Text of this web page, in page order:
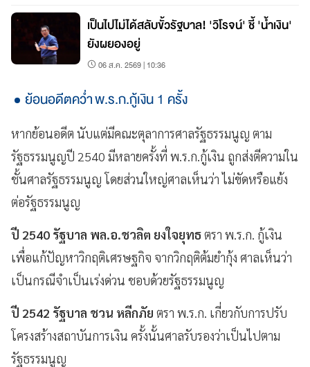
เป็นไปไม่ได้สลับขั้วรัฐบาล! 'วิโรจน์' ชี้ 'น้ำเงิน'
ยังผยองอยู่
06 ส.ค. 2569 | 10:36
ย้อนอดีตคว่ำ พ.ร.ก.กู้เงิน 1 ครั้ง
หากย้อนอดีต นับแต่มีคณะตุลาการศาลรัฐธรรมนูญ ตาม
รัฐธรรมนูญปี 2540 มีหลายครั้งที่ พ.ร.ก.กู้เงิน ถูกส่งตีความใน
ชั้นศาลรัฐธรรมนูญ โดยส่วนใหญ่ศาลเห็นว่า ไม่ขัดหรือแย้ง
ต่อรัฐธรรมนูญ
ปี 2540 รัฐบาล พล.อ.ชวลิต ยงใจยุทธตรา พ.ร.ก. กู้เงิน
เพื่อแก้ปัญหาวิกฤติเศรษฐกิจ จากวิกฤติต้มยำกุ้ง ศาลเห็นว่า
เป็นกรณีจำเป็นเร่งด่วน ชอบด้วยรัฐธรรมนูญ
ปี 2542 รัฐบาล ชวน หลีกภัย ตรา พ.ร.ก. เกี่ยวกับการปรับ
โครงสร้างสถาบันการเงิน ครั้งนั้นศาลรับรองว่าเป็นไปตาม
รัฐธรรมนูญ